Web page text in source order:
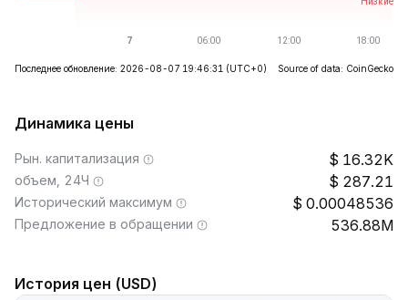
Последнее обновление: 2026-08-07 19:46:31 (UTC+0) Source of data: CoinGecko
Динамика цены
Рын. капитализация 16.32K
объем, 24Ч 287.21
Исторический максимум 0.00048536
Предложение в обращении 536.88M
История цен (USD)